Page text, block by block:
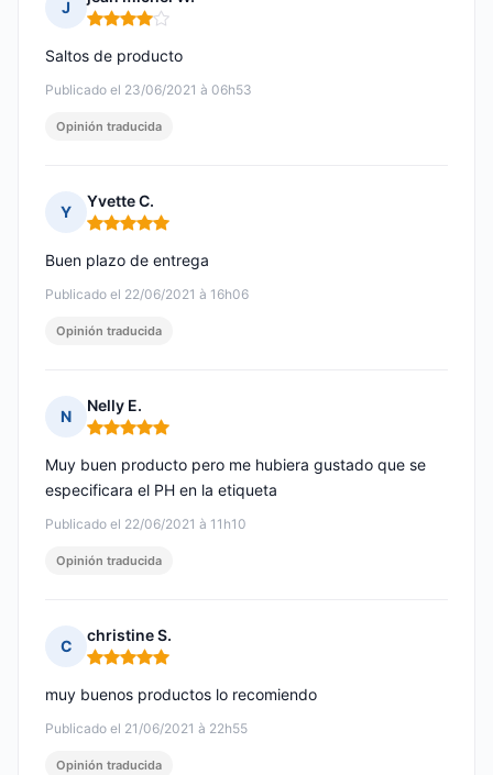
J
Nota: 4 de 5
Publicado el 23/06/2021 à 06h53
Saltos de producto
Opinión traducida
Y
Yvette C.
Nota: 5 de 5
Publicado el 22/06/2021 à 16h06
Buen plazo de entrega
Opinión traducida
N
Nelly E.
Nota: 5 de 5
Publicado el 22/06/2021 à 11h10
Muy buen producto pero me hubiera gustado que se
especificara el PH en la etiqueta
Opinión traducida
C
christine S.
Nota: 5 de 5
Publicado el 21/06/2021 à 22h55
muy buenos productos lo recomiendo
Opinión traducida